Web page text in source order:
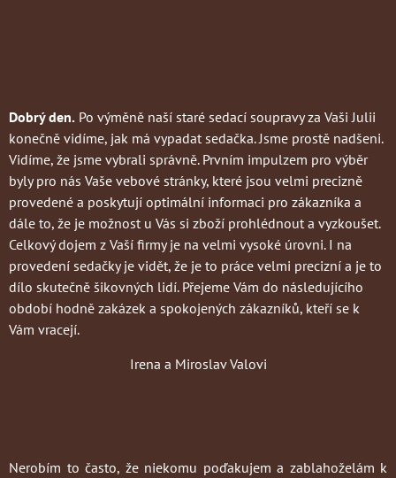
Dobrý den. Po výměně naší staré sedací soupravy za Vaši Julii
konečně vidíme, jak má vypadat sedačka. Jsme prostě nadšeni.
Vidíme, že jsme vybrali správně. Prvním impulzem pro výběr
byly pro nás Vaše vebové stránky, které jsou velmi precizně
provedené a poskytují optimální informaci pro zákazníka a
dále to, že je možnost u Vás si zboží prohlédnout a vyzkoušet.
Celkový dojem z Vaší firmy je na velmi vysoké úrovni. I na
provedení sedačky je vidět, že je to práce velmi precizní a je to
dílo skutečně šikovných lidí. Přejeme Vám do následujícího
období hodně zakázek a spokojených zákazníků, kteří se k
Vám vracejí.
Irena a Miroslav Valovi
Nerobím to často, že niekomu poďakujem a zablahoželám k